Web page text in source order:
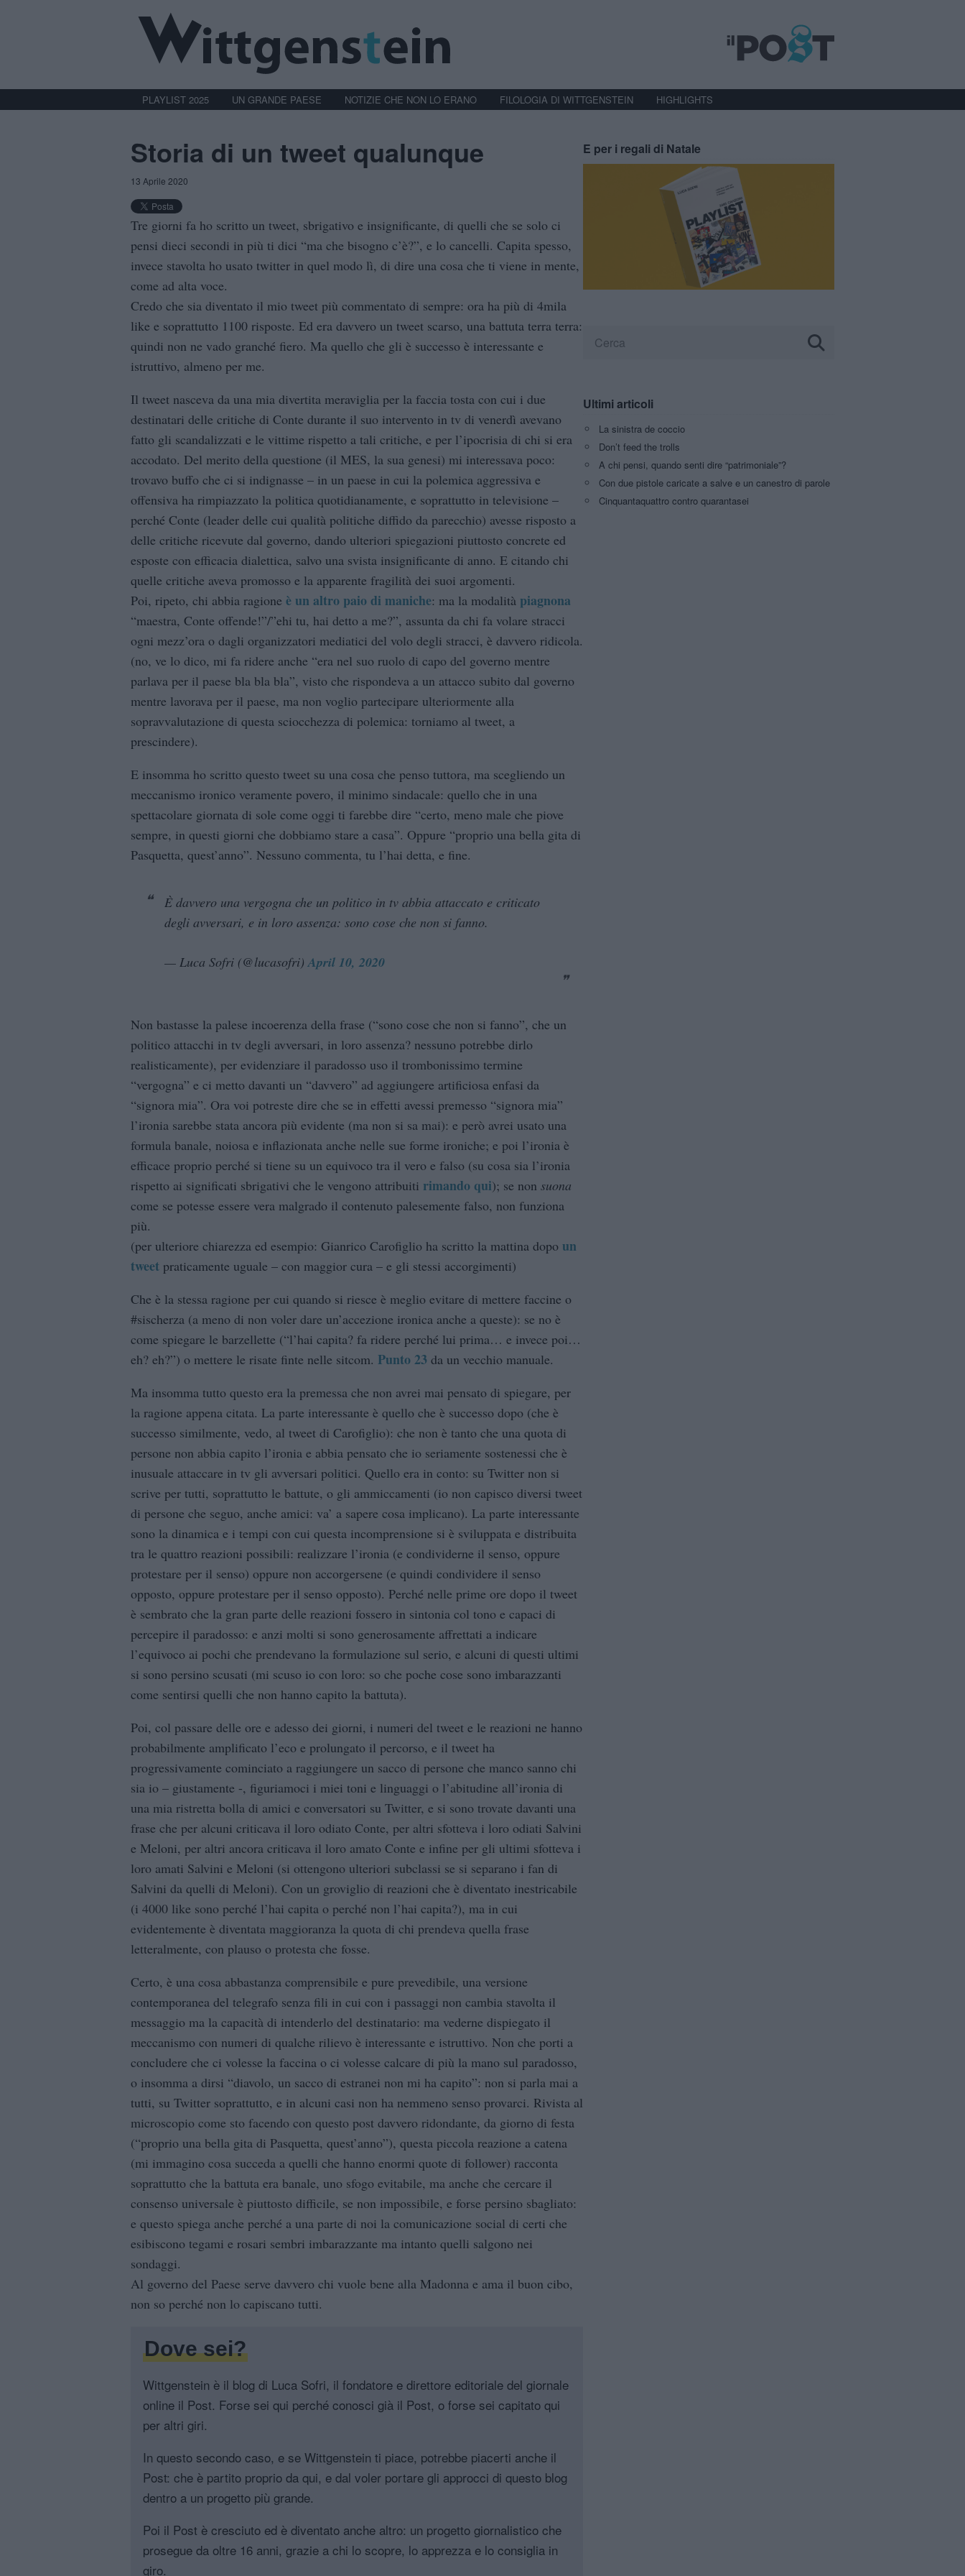
PLAYLIST 2025 UN GRANDE PAESE NOTIZIE CHE NON LO ERANO FILOLOGIA DI WITTGENSTEIN HIGHLIGHTS
Storia di un tweet qualunque
13 Aprile 2020
Tre giorni fa ho scritto un tweet, sbrigativo e insignificante, di quelli che se solo ci
pensi dieci secondi in più ti dici “ma che bisogno c’è?”, e lo cancelli. Capita spesso,
invece stavolta ho usato twitter in quel modo lì, di dire una cosa che ti viene in mente,
come ad alta voce.
Credo che sia diventato il mio tweet più commentato di sempre: ora ha più di 4mila
like e soprattutto 1100 risposte. Ed era davvero un tweet scarso, una battuta terra terra:
quindi non ne vado granché fiero. Ma quello che gli è successo è interessante e
istruttivo, almeno per me.
Il tweet nasceva da una mia divertita meraviglia per la faccia tosta con cui i due
destinatari delle critiche di Conte durante il suo intervento in tv di venerdì avevano
fatto gli scandalizzati e le vittime rispetto a tali critiche, e per l’ipocrisia di chi si era
accodato. Del merito della questione (il MES, la sua genesi) mi interessava poco:
trovavo buffo che ci si indignasse – in un paese in cui la polemica aggressiva e
offensiva ha rimpiazzato la politica quotidianamente, e soprattutto in televisione –
perché Conte (leader delle cui qualità politiche diffido da parecchio) avesse risposto a
delle critiche ricevute dal governo, dando ulteriori spiegazioni piuttosto concrete ed
esposte con efficacia dialettica, salvo una svista insignificante di anno. E citando chi
quelle critiche aveva promosso e la apparente fragilità dei suoi argomenti.
Poi, ripeto, chi abbia ragione è un altro paio di maniche: ma la modalità piagnona
“maestra, Conte offende!”/”ehi tu, hai detto a me?”, assunta da chi fa volare stracci
ogni mezz’ora o dagli organizzatori mediatici del volo degli stracci, è davvero ridicola.
(no, ve lo dico, mi fa ridere anche “era nel suo ruolo di capo del governo mentre
parlava per il paese bla bla bla”, visto che rispondeva a un attacco subito dal governo
mentre lavorava per il paese, ma non voglio partecipare ulteriormente alla
sopravvalutazione di questa sciocchezza di polemica: torniamo al tweet, a
prescindere).
E insomma ho scritto questo tweet su una cosa che penso tuttora, ma scegliendo un
meccanismo ironico veramente povero, il minimo sindacale: quello che in una
spettacolare giornata di sole come oggi ti farebbe dire “certo, meno male che piove
sempre, in questi giorni che dobbiamo stare a casa”. Oppure “proprio una bella gita di
Pasquetta, quest’anno”. Nessuno commenta, tu l’hai detta, e fine.
È davvero una vergogna che un politico in tv abbia attaccato e criticato
degli avversari, e in loro assenza: sono cose che non si fanno.
— Luca Sofri (@lucasofri)April 10, 2020
Non bastasse la palese incoerenza della frase (“sono cose che non si fanno”, che un
politico attacchi in tv degli avversari, in loro assenza? nessuno potrebbe dirlo
realisticamente), per evidenziare il paradosso uso il trombonissimo termine
“vergogna” e ci metto davanti un “davvero” ad aggiungere artificiosa enfasi da
“signora mia”. Ora voi potreste dire che se in effetti avessi premesso “signora mia”
l’ironia sarebbe stata ancora più evidente (ma non si sa mai): e però avrei usato una
formula banale, noiosa e inflazionata anche nelle sue forme ironiche; e poi l’ironia è
efficace proprio perché si tiene su un equivoco tra il vero e falso (su cosa sia l’ironia
rispetto ai significati sbrigativi che le vengono attribuiti rimando qui); se non suona
come se potesse essere vera malgrado il contenuto palesemente falso, non funziona
più.
(per ulteriore chiarezza ed esempio: Gianrico Carofiglio ha scritto la mattina dopo un
tweet praticamente uguale – con maggior cura – e gli stessi accorgimenti)
Che è la stessa ragione per cui quando si riesce è meglio evitare di mettere faccine o
#sischerza (a meno di non voler dare un’accezione ironica anche a queste): se no è
come spiegare le barzellette (“l’hai capita? fa ridere perché lui prima… e invece poi…
eh? eh?”) o mettere le risate finte nelle sitcom. Punto 23 da un vecchio manuale.
Ma insomma tutto questo era la premessa che non avrei mai pensato di spiegare, per
la ragione appena citata. La parte interessante è quello che è successo dopo (che è
successo similmente, vedo, al tweet di Carofiglio): che non è tanto che una quota di
persone non abbia capito l’ironia e abbia pensato che io seriamente sostenessi che è
inusuale attaccare in tv gli avversari politici. Quello era in conto: su Twitter non si
scrive per tutti, soprattutto le battute, o gli ammiccamenti (io non capisco diversi tweet
di persone che seguo, anche amici: va’ a sapere cosa implicano). La parte interessante
sono la dinamica e i tempi con cui questa incomprensione si è sviluppata e distribuita
tra le quattro reazioni possibili: realizzare l’ironia (e condividerne il senso, oppure
protestare per il senso) oppure non accorgersene (e quindi condividere il senso
opposto, oppure protestare per il senso opposto). Perché nelle prime ore dopo il tweet
è sembrato che la gran parte delle reazioni fossero in sintonia col tono e capaci di
percepire il paradosso: e anzi molti si sono generosamente affrettati a indicare
l’equivoco ai pochi che prendevano la formulazione sul serio, e alcuni di questi ultimi
si sono persino scusati (mi scuso io con loro: so che poche cose sono imbarazzanti
come sentirsi quelli che non hanno capito la battuta).
Poi, col passare delle ore e adesso dei giorni, i numeri del tweet e le reazioni ne hanno
probabilmente amplificato l’eco e prolungato il percorso, e il tweet ha
progressivamente cominciato a raggiungere un sacco di persone che manco sanno chi
sia io – giustamente -, figuriamoci i miei toni e linguaggi o l’abitudine all’ironia di
una mia ristretta bolla di amici e conversatori su Twitter, e si sono trovate davanti una
frase che per alcuni criticava il loro odiato Conte, per altri sfotteva i loro odiati Salvini
e Meloni, per altri ancora criticava il loro amato Conte e infine per gli ultimi sfotteva i
loro amati Salvini e Meloni (si ottengono ulteriori subclassi se si separano i fan di
Salvini da quelli di Meloni). Con un groviglio di reazioni che è diventato inestricabile
(i 4000 like sono perché l’hai capita o perché non l’hai capita?), ma in cui
evidentemente è diventata maggioranza la quota di chi prendeva quella frase
letteralmente, con plauso o protesta che fosse.
Certo, è una cosa abbastanza comprensibile e pure prevedibile, una versione
contemporanea del telegrafo senza fili in cui con i passaggi non cambia stavolta il
messaggio ma la capacità di intenderlo del destinatario: ma vederne dispiegato il
meccanismo con numeri di qualche rilievo è interessante e istruttivo. Non che porti a
concludere che ci volesse la faccina o ci volesse calcare di più la mano sul paradosso,
o insomma a dirsi “diavolo, un sacco di estranei non mi ha capito”: non si parla mai a
tutti, su Twitter soprattutto, e in alcuni casi non ha nemmeno senso provarci. Rivista al
microscopio come sto facendo con questo post davvero ridondante, da giorno di festa
(“proprio una bella gita di Pasquetta, quest’anno”), questa piccola reazione a catena
(mi immagino cosa succeda a quelli che hanno enormi quote di follower) racconta
soprattutto che la battuta era banale, uno sfogo evitabile, ma anche che cercare il
consenso universale è piuttosto difficile, se non impossibile, e forse persino sbagliato:
e questo spiega anche perché a una parte di noi la comunicazione social di certi che
esibiscono tegami e rosari sembri imbarazzante ma intanto quelli salgono nei
sondaggi.
Al governo del Paese serve davvero chi vuole bene alla Madonna e ama il buon cibo,
non so perché non lo capiscano tutti.
Dove sei?
Wittgenstein è il blog di Luca Sofri, il fondatore e direttore editoriale del giornale
online il Post. Forse sei qui perché conosci già il Post, o forse sei capitato qui
per altri giri.
In questo secondo caso, e se Wittgenstein ti piace, potrebbe piacerti anche il
Post: che è partito proprio da qui, e dal voler portare gli approcci di questo blog
dentro a un progetto più grande.
Poi il Post è cresciuto ed è diventato anche altro: un progetto giornalistico che
prosegue da oltre 16 anni, grazie a chi lo scopre, lo apprezza e lo consiglia in
giro.
E per i regali di Natale
Ultimi articoli
La sinistra de coccio
Don’t feed the trolls
A chi pensi, quando senti dire “patrimoniale”?
Con due pistole caricate a salve e un canestro di parole
Cinquantaquattro contro quarantasei